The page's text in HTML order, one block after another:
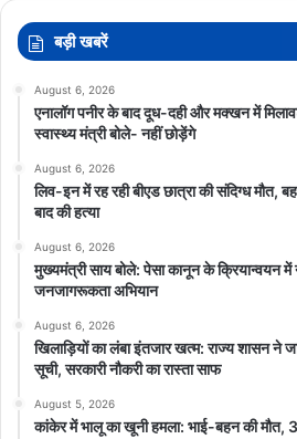
बड़ी खबरें
August 6, 2026
एनालॉग पनीर के बाद दूध-दही और मक्खन में
स्वास्थ्य मंत्री बोले- नहीं छोड़ेंगे
August 6, 2026
लिव-इन में रह रही बीएड छात्रा की संदिग्ध मौत,
बाद की हत्या
August 6, 2026
मुख्यमंत्री साय बोले: पेसा कानून के क्रियान्वयन
जनजागरूकता अभियान
August 6, 2026
खिलाड़ियों का लंबा इंतजार खत्म: राज्य शासन ने
सूची, सरकारी नौकरी का रास्ता साफ
August 5, 2026
कांकेर में भालू का खूनी हमला: भाई-बहन की मौत,